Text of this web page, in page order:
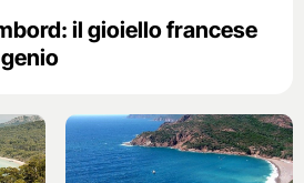
il gioiello francese